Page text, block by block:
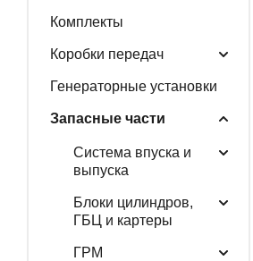
Комплекты
Коробки передач
Генераторные установки
Запасные части
Система впуска и
выпуска
Блоки цилиндров,
ГБЦ и картеры
ГРМ